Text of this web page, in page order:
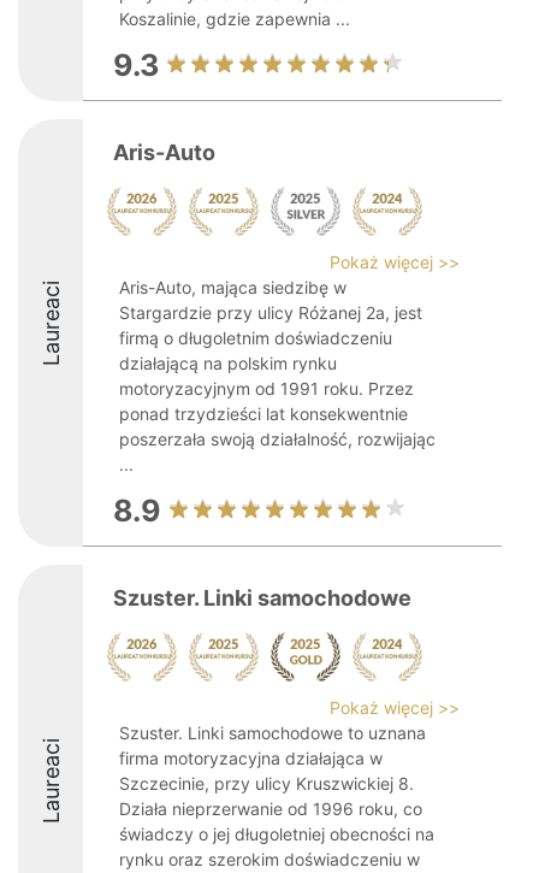
Koszalinie, gdzie zapewnia ...
9.3
Laureaci
Aris-Auto
Pokaż więcej >>
Aris-Auto, mająca siedzibę w
Stargardzie przy ulicy Różanej 2a, jest
firmą o długoletnim doświadczeniu
działającą na polskim rynku
motoryzacyjnym od 1991 roku. Przez
ponad trzydzieści lat konsekwentnie
poszerzała swoją działalność, rozwijając
...
8.9
Laureaci
Szuster. Linki samochodowe
Pokaż więcej >>
Szuster. Linki samochodowe to uznana
firma motoryzacyjna działająca w
Szczecinie, przy ulicy Kruszwickiej 8.
Działa nieprzerwanie od 1996 roku, co
świadczy o jej długoletniej obecności na
rynku oraz szerokim doświadczeniu w